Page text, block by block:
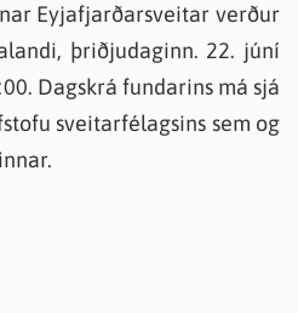
Eyjafjarðarsveitar verður
þriðjudaginn. 22. júní
Dagskrá fundarins má sjá
sveitarfélagsins sem og